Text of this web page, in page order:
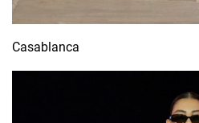
Casablanca